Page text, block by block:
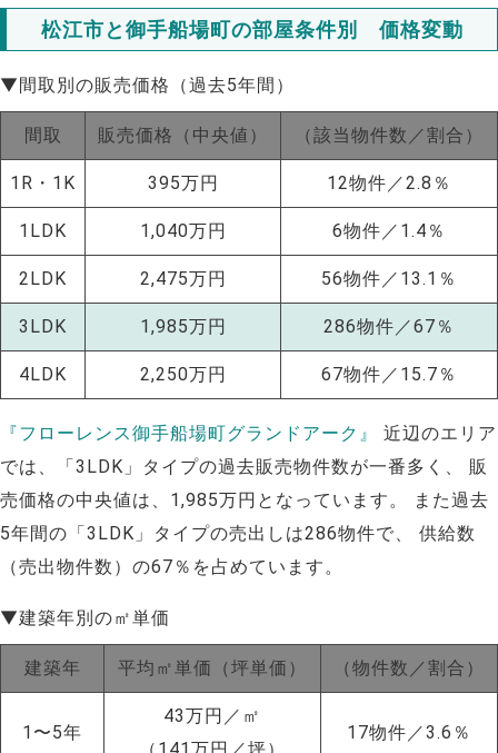
NEW!
NEW!
松江市と御手船場町の部屋条件別 価格変動
▼間取別の販売価格（過去5年間）
間取 販売価格（中央値） （該当物件数／割合）
1R・1K 395万円 12物件／2.8％
1LDK 1,040万円 6物件／1.4％
2LDK 2,475万円 56物件／13.1％
3LDK 1,985万円 286物件／67％
4LDK 2,250万円 67物件／15.7％
『フローレンス御手船場町グランドアーク』
近辺のエリア
では、「3LDK」タイプの過去販売物件数が一番多く、 販
売価格の中央値は、1,985万円となっています。 また過去
5年間の「3LDK」タイプの売出しは286物件で、 供給数
（売出物件数）の67％を占めています。
▼建築年別の㎡単価
建築年 平均㎡単価（坪単価） （物件数／割合）
1〜5年
43万円／㎡
17物件／3.6％